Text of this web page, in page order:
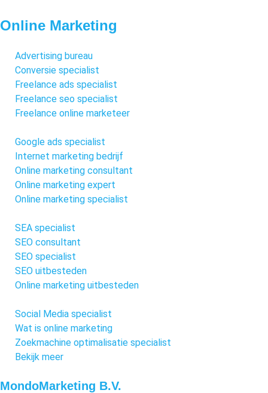
Online Marketing
Advertising bureau
Conversie specialist
Freelance ads specialist
Freelance seo specialist
Freelance online marketeer
Google ads specialist
Internet marketing bedrijf
Online marketing consultant
Online marketing expert
Online marketing specialist
SEA specialist
SEO consultant
SEO specialist
SEO uitbesteden
Online marketing uitbesteden
Social Media specialist
Wat is online marketing
Zoekmachine optimalisatie specialist
Bekijk meer
MondoMarketing B.V.